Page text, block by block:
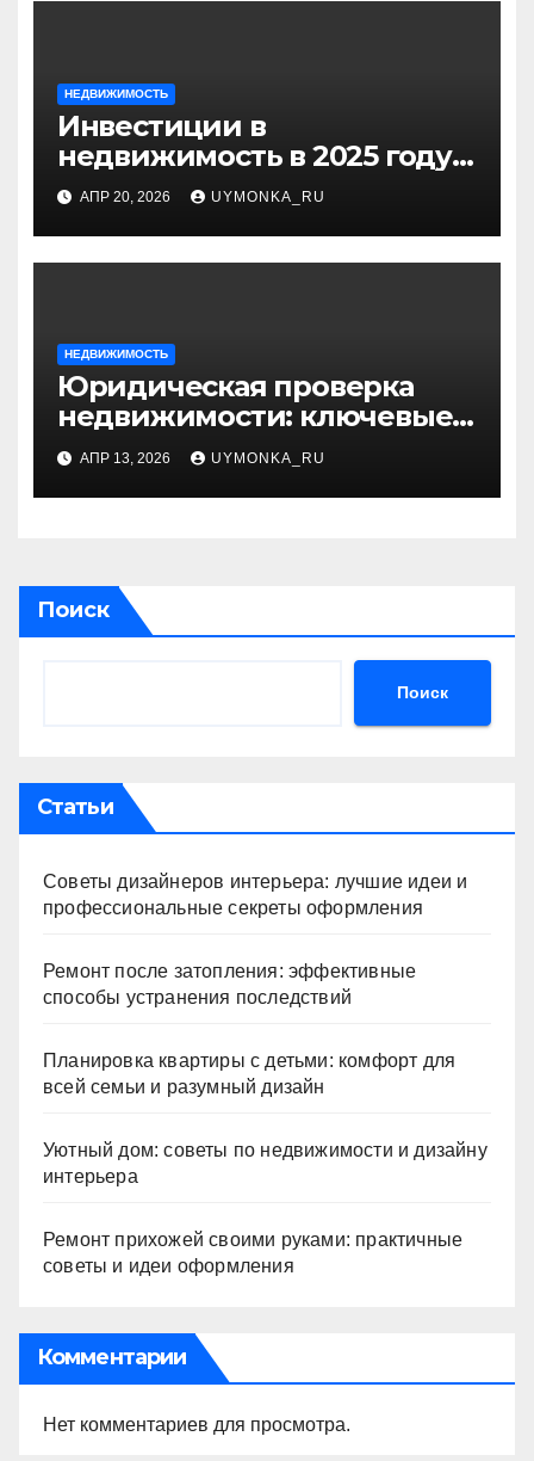
НЕДВИЖИМОСТЬ
Инвестиции в
недвижимость в 2025 году:
стоит ли вкладывать
деньги?
АПР 20, 2026 UYMONKA_RU
НЕДВИЖИМОСТЬ
Юридическая проверка
недвижимости: ключевые
моменты и основные риски
АПР 13, 2026 UYMONKA_RU
Поиск
Поиск
Статьи
Советы дизайнеров интерьера: лучшие идеи и
профессиональные секреты оформления
Ремонт после затопления: эффективные
способы устранения последствий
Планировка квартиры с детьми: комфорт для
всей семьи и разумный дизайн
Уютный дом: советы по недвижимости и дизайну
интерьера
Ремонт прихожей своими руками: практичные
советы и идеи оформления
Комментарии
Нет комментариев для просмотра.